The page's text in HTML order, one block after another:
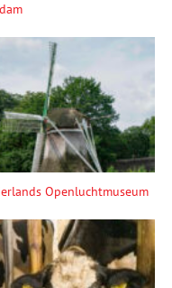
Openluchtmuseum